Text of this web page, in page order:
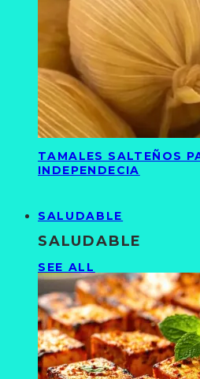
TAMALES SALTEÑOS
INDEPENDECIA
SALUDABLE
SALUDABLE
SEE ALL